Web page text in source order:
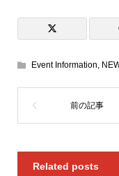
Event Information,
Related posts